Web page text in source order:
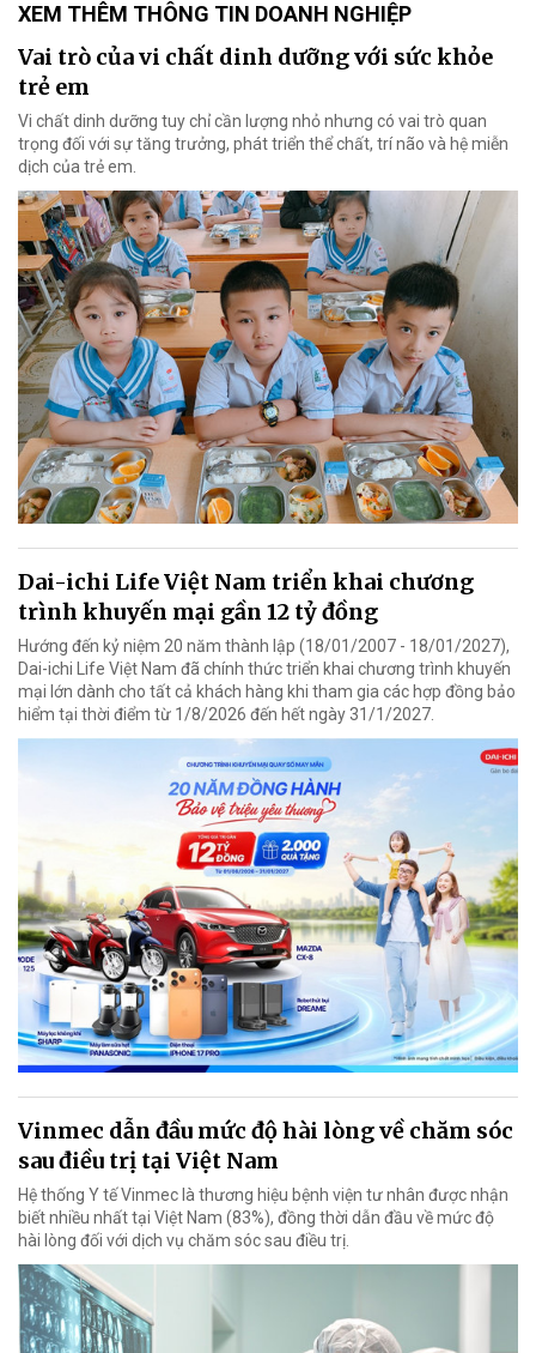
XEM THÊM THÔNG TIN DOANH NGHIỆP
Vai trò của vi chất dinh dưỡng với sức khỏe
trẻ em
Vi chất dinh dưỡng tuy chỉ cần lượng nhỏ nhưng có vai trò quan
trọng đối với sự tăng trưởng, phát triển thể chất, trí não và hệ miễn
dịch của trẻ em.
Dai-ichi Life Việt Nam triển khai chương
trình khuyến mại gần 12 tỷ đồng
Hướng đến kỷ niệm 20 năm thành lập (18/01/2007 - 18/01/2027),
Dai-ichi Life Việt Nam đã chính thức triển khai chương trình khuyến
mại lớn dành cho tất cả khách hàng khi tham gia các hợp đồng bảo
hiểm tại thời điểm từ 1/8/2026 đến hết ngày 31/1/2027.
Vinmec dẫn đầu mức độ hài lòng về chăm sóc
sau điều trị tại Việt Nam
Hệ thống Y tế Vinmec là thương hiệu bệnh viện tư nhân được nhận
biết nhiều nhất tại Việt Nam (83%), đồng thời dẫn đầu về mức độ
hài lòng đối với dịch vụ chăm sóc sau điều trị.